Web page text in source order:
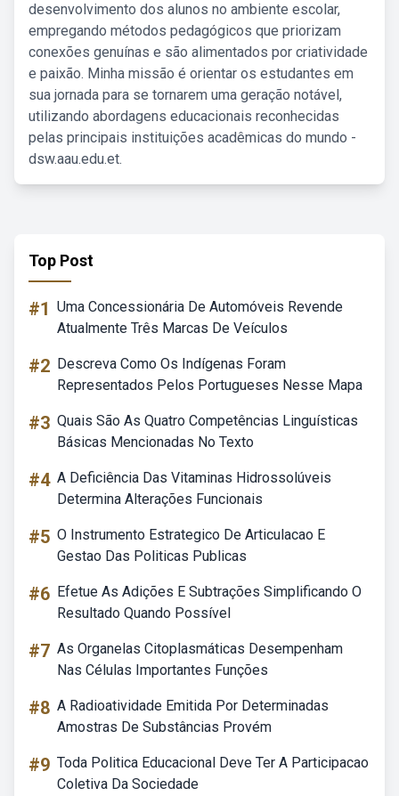
desenvolvimento dos alunos no ambiente escolar,
empregando métodos pedagógicos que priorizam
conexões genuínas e são alimentados por criatividade
e paixão. Minha missão é orientar os estudantes em
sua jornada para se tornarem uma geração notável,
utilizando abordagens educacionais reconhecidas
pelas principais instituições acadêmicas do mundo -
dsw.aau.edu.et.
Top Post
#1 Uma Concessionária De Automóveis Revende
Atualmente Três Marcas De Veículos
#2 Descreva Como Os Indígenas Foram
Representados Pelos Portugueses Nesse Mapa
#3 Quais São As Quatro Competências Linguísticas
Básicas Mencionadas No Texto
#4 A Deficiência Das Vitaminas Hidrossolúveis
Determina Alterações Funcionais
#5 O Instrumento Estrategico De Articulacao E
Gestao Das Politicas Publicas
#6 Efetue As Adições E Subtrações Simplificando O
Resultado Quando Possível
#7 As Organelas Citoplasmáticas Desempenham
Nas Células Importantes Funções
#8 A Radioatividade Emitida Por Determinadas
Amostras De Substâncias Provém
#9 Toda Politica Educacional Deve Ter A Participacao
Coletiva Da Sociedade